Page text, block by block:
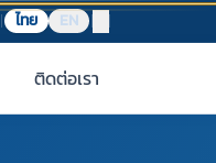
ไทย EN
ติดต่อเรา